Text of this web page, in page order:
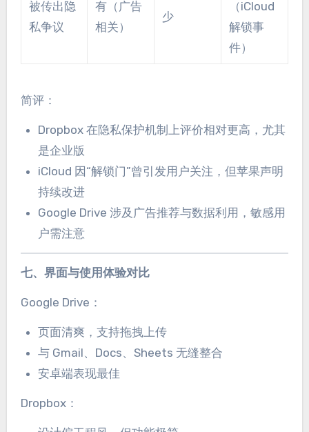
被传出隐
私争议
有（广告
相关）
少
（iCloud
解锁事
件）
简评：
Dropbox 在隐私保护机制上评价相对更高，尤其
是企业版
iCloud 因“解锁门”曾引发用户关注，但苹果声明
持续改进
Google Drive 涉及广告推荐与数据利用，敏感用
户需注意
七、界面与使用体验对比
Google Drive：
页面清爽，支持拖拽上传
与 Gmail、Docs、Sheets 无缝整合
安卓端表现最佳
Dropbox：